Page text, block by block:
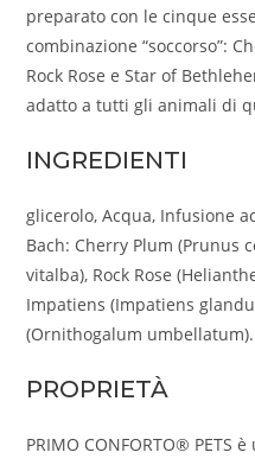
preparato con le cinque
combinazione “soccorso”:
Rock Rose e Star of
adatto a tutti gli animali di
INGREDIENTI
glicerolo, Acqua, Infusione
Bach: Cherry Plum (Prunus
vitalba), Rock Rose
Impatiens (Impatiens
(Ornithogalum umbellatum).
PROPRIETÀ
PRIMO CONFORTO® PETS